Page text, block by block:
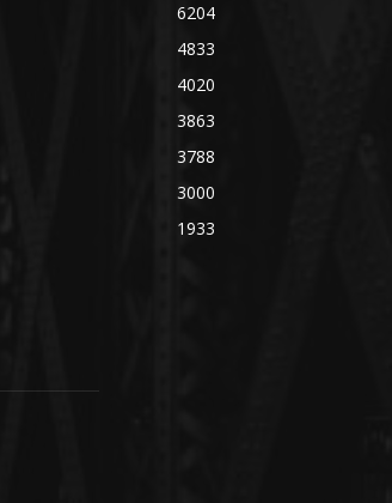
6204
4833
4020
3863
3788
3000
1933